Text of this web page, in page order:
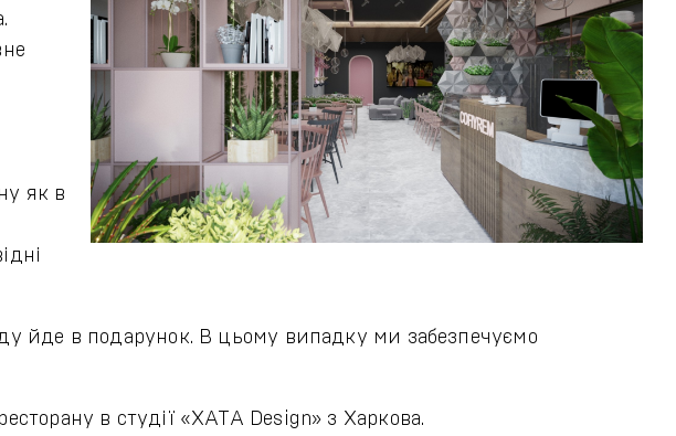
як в
йде в подарунок. В цьому випадку ми забезпечуємо
в студії «ХАТА Design» з Харкова.